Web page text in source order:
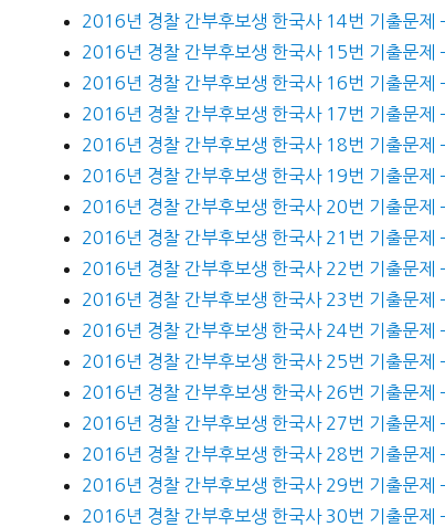
2016년 경찰 간부후보생 한국사 14번 기출문제
2016년 경찰 간부후보생 한국사 15번 기출문제
2016년 경찰 간부후보생 한국사 16번 기출문제
2016년 경찰 간부후보생 한국사 17번 기출문제
2016년 경찰 간부후보생 한국사 18번 기출문제
2016년 경찰 간부후보생 한국사 19번 기출문제
2016년 경찰 간부후보생 한국사 20번 기출문제
2016년 경찰 간부후보생 한국사 21번 기출문제
2016년 경찰 간부후보생 한국사 22번 기출문제
2016년 경찰 간부후보생 한국사 23번 기출문제
2016년 경찰 간부후보생 한국사 24번 기출문제
2016년 경찰 간부후보생 한국사 25번 기출문제
2016년 경찰 간부후보생 한국사 26번 기출문제
2016년 경찰 간부후보생 한국사 27번 기출문제
2016년 경찰 간부후보생 한국사 28번 기출문제
2016년 경찰 간부후보생 한국사 29번 기출문제
2016년 경찰 간부후보생 한국사 30번 기출문제